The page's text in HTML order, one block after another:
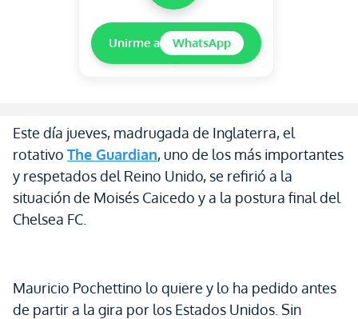
Unirme a WhatsApp
Este día jueves, madrugada de Inglaterra, el
rotativo The Guardian, uno de los más importantes
y respetados del Reino Unido, se refirió a la
situación de Moisés Caicedo y a la postura final del
Chelsea FC.
Mauricio Pochettino lo quiere y lo ha pedido antes
de partir a la gira por los Estados Unidos. Sin